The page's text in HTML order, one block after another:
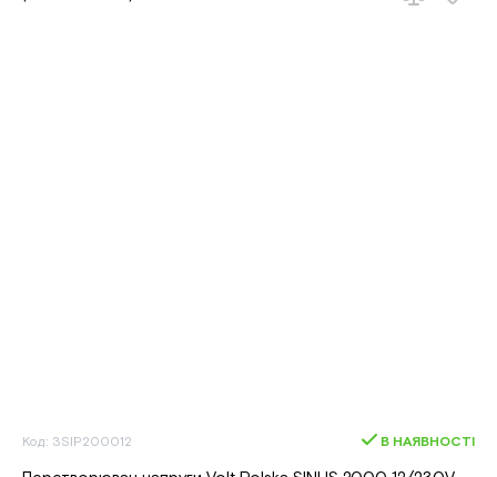
Код: 3SIP200012 В НАЯВНОСТІ